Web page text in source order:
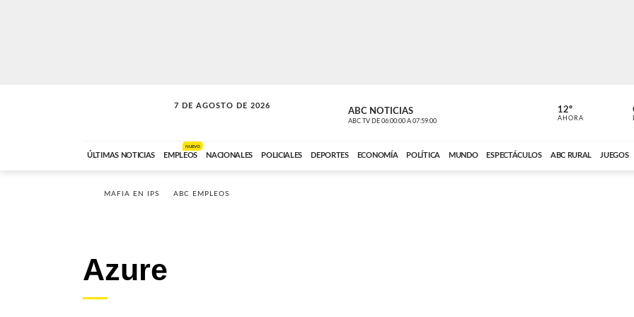
7 DE AGOSTO DE 2026
LA INCONDICIONAL ABC NOTICIAS
ABC TV DE 06:00:00 A 07:59:00
LA
ABC CARDINAL
12º
AHORA
ÚLTIMAS NOTICIAS EMPLEOS
NUEVO
NACIONALES POLICIALES DEPORTES ECONOMÍA POLÍTICA MUNDO ESPECTÁCULOS ABC RURAL JUEGOS
MAFIA EN IPS ABC EMPLEOS
Azure